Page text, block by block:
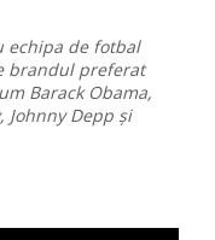
echipa de fotbal
brandul preferat
Barack Obama,
Johnny Depp și